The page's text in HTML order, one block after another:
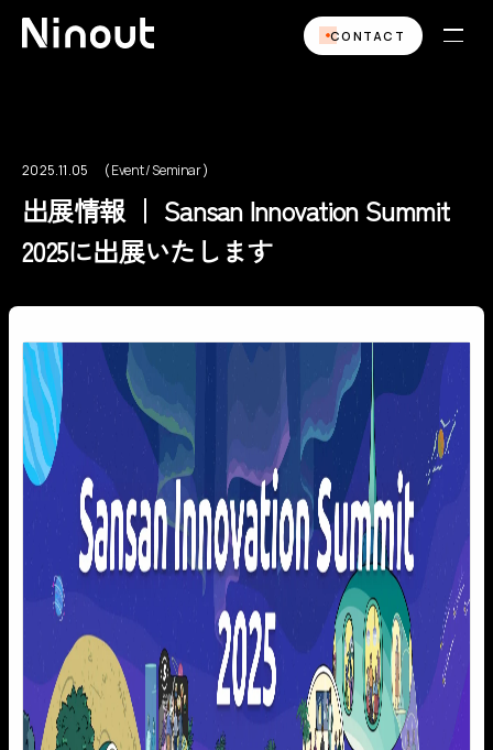
CONTACT
2025.11.05
Event / Seminar
出展情報 ｜ Sansan Innovation Summit
2025に出展いたします